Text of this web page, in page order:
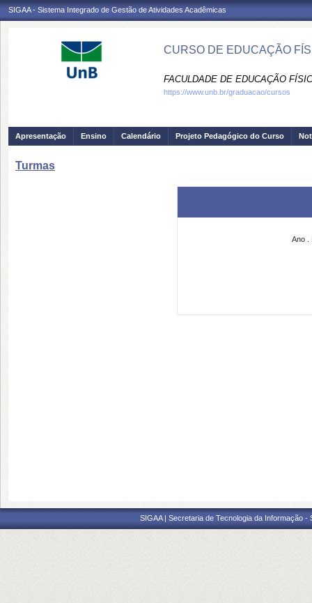
SIGAA - Sistema Integrado de Gestão de Atividades Acadêmicas
CURSO DE EDUCAÇÃO
FACULDADE DE EDUCAÇÃO
https://www.unb.br/graduacao/cursos
Apresentação Ensino Calendário Projeto Pedagógico do Curso
Turmas
Ano
SIGAA | Secretaria de Tecnologia da Informação